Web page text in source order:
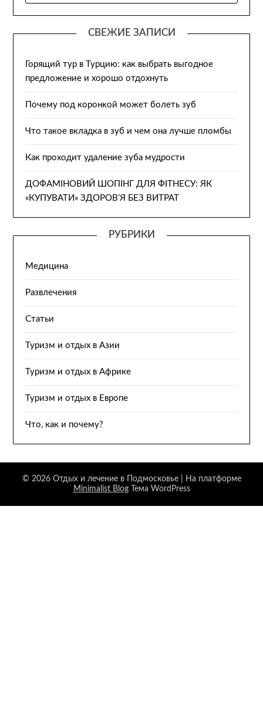
СВЕЖИЕ ЗАПИСИ
Горящий тур в Турцию: как выбрать выгодное
предложение и хорошо отдохнуть
Почему под коронкой может болеть зуб
Что такое вкладка в зуб и чем она лучше пломбы
Как проходит удаление зуба мудрости
ДОФАМІНОВИЙ ШОПІНГ ДЛЯ ФІТНЕСУ: ЯК
«КУПУВАТИ» ЗДОРОВ’Я БЕЗ ВИТРАТ
РУБРИКИ
Медицина
Развлечения
Статьи
Туризм и отдых в Азии
Туризм и отдых в Африке
Туризм и отдых в Европе
Что, как и почему?
© 2026 Отдых и лечение в Подмосковье
| На платформе
Minimalist BlogТема WordPress